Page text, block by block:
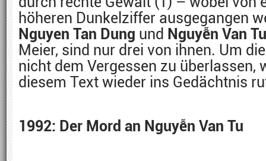
höheren Dunkelziffer ausgegangen
Nguyen Tan Dung und Nguyễn Van Tu
Meier, sind nur drei von ihnen. Um
nicht dem Vergessen zu überlassen,
diesem Text wieder ins Gedächtnis
1992: Der Mord an Nguyễn Van Tu